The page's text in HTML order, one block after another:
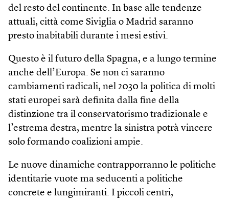
del resto del continente. In base alle tendenze
attuali, città come Siviglia o Madrid saranno
presto inabitabili durante i mesi estivi.
Questo è il futuro della Spagna, e a lungo termine
anche dell’Europa. Se non ci saranno
cambiamenti radicali, nel 2030 la politica di molti
stati europei sarà definita dalla fine della
distinzione tra il conservatorismo tradizionale e
l’estrema destra, mentre la sinistra potrà vincere
solo formando coalizioni ampie.
Le nuove dinamiche contrapporranno le politiche
identitarie vuote ma seducenti a politiche
concrete e lungimiranti. I piccoli centri,